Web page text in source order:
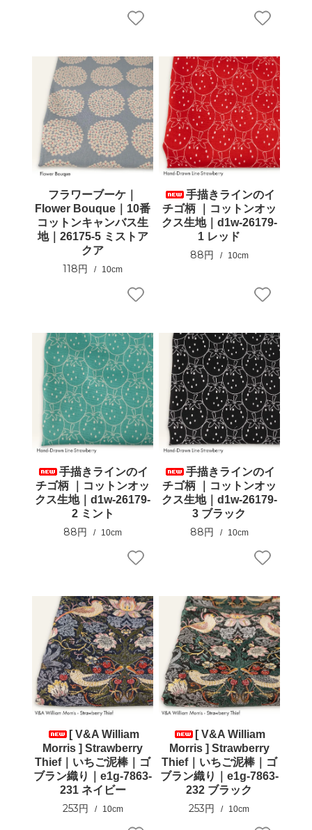
フラワーブーケ｜
Flower Bouque｜10番
コットンキャンバス生
地｜26175-5 ミストア
クア
118円 10cm
手描きラインのイ
チゴ柄 ｜コットンオッ
クス生地｜d1w-26179-
1 レッド
88円 10cm
手描きラインのイ
チゴ柄 ｜コットンオッ
クス生地｜d1w-26179-
2 ミント
88円 10cm
手描きラインのイ
チゴ柄 ｜コットンオッ
クス生地｜d1w-26179-
3 ブラック
88円 10cm
[ V&A William
Morris ] Strawberry
Thief｜いちご泥棒｜ゴ
ブラン織り｜e1g-7863-
231 ネイビー
253円 10cm
[ V&A William
Morris ] Strawberry
Thief｜いちご泥棒｜ゴ
ブラン織り｜e1g-7863-
232 ブラック
253円 10cm